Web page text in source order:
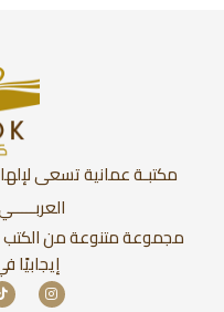
مكتبـة عمانية تسعى
مجموعة متنوعة من الكتب
إيجابيًا